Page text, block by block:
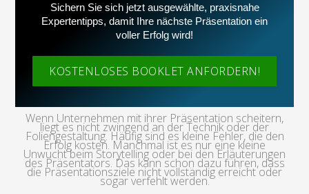
Sichern Sie sich jetzt ausgewählte, praxisnahe
Expertentipps, damit Ihre nächste Präsentation ein
voller Erfolg wird!
KOSTENLOSES BOOKLET ANFORDERN!
Wenn Unternehmen mit ihrer Präsentation scheitern,
liegt es nicht zwingend an der Technik oder der
Foliengestaltung. Häufig sind es kleine Fehler, die den
Erfolg kosten. Manchmal ist es nur eine kleine
Unwucht beim Storytelling oder bei den Erläuterungen
des Präsentators. Das kann schon dazu führen, dass
die Präsentationsziele nicht vollständig erreicht oder
sogar verfehlt werden.